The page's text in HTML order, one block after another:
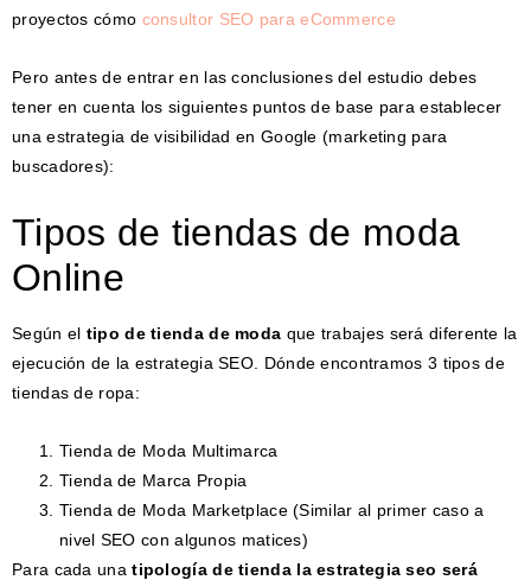
proyectos cómo consultor SEO para eCommerce
Pero antes de entrar en las conclusiones del estudio debes
tener en cuenta los siguientes puntos de base para establecer
una estrategia de visibilidad en Google (marketing para
buscadores):
Tipos de tiendas de moda
Online
Según el tipo de tienda de moda que trabajes será diferente la
ejecución de la estrategia SEO. Dónde encontramos 3 tipos de
tiendas de ropa:
Tienda de Moda Multimarca
Tienda de Marca Propia
Tienda de Moda Marketplace (Similar al primer caso a
nivel SEO con algunos matices)
Para cada unatipología de tienda la estrategia seo será